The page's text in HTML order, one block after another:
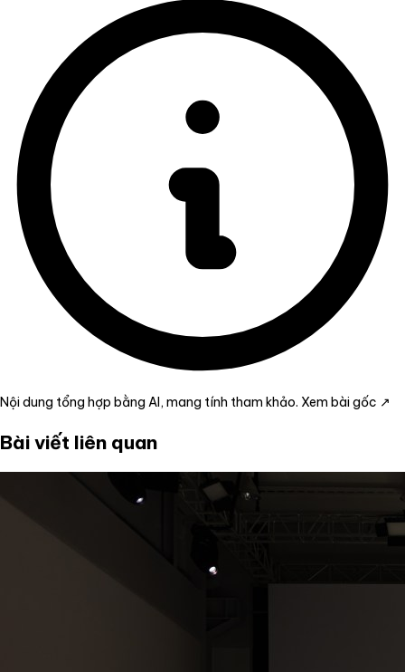
Nội dung tổng hợp bằng AI, mang tính tham khảo. Xem bài gốc ↗
Bài viết liên quan